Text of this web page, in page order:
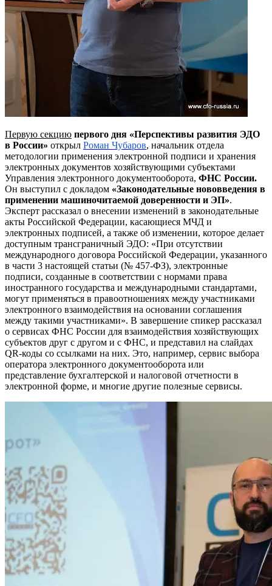
Первую секцию первого дня «Перспективы развития ЭДО
в России» открыл Роман Чубаров, начальник отдела
методологии применения электронной подписи и хранения
электронных документов хозяйствующими субъектами
Управления электронного документооборота, ФНС России.
Он выступил с докладом «Законодательные нововведения в
применении машиночитаемой доверенности и ЭП».
Эксперт рассказал о внесении изменений в законодательные
акты Российской Федерации, касающиеся МЧД и
электронных подписей, а также об изменении, которое делает
доступным трансграничный ЭДО: «При отсутствии
международного договора Российской Федерации, указанного
в части 3 настоящей статьи (№ 457-ФЗ), электронные
подписи, созданные в соответствии с нормами права
иностранного государства и международными стандартами,
могут применяться в правоотношениях между участниками
электронного взаимодействия на основании соглашения
между такими участниками». В завершение спикер рассказал
о сервисах ФНС России для взаимодействия хозяйствующих
субъектов друг с другом и с ФНС, и представил на слайдах
QR-коды со ссылками на них. Это, например, сервис выбора
оператора электронного документооборота или
представление бухгалтерской и налоговой отчетности в
электронной форме, и многие другие полезные сервисы.